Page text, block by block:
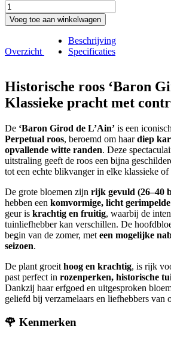
Voeg toe aan winkelwagen
Overzicht
Beschrijving
Specificaties
Historische roos ‘Baron
Klassieke pracht met
De ‘Baron Girod de L’Ain’ is een
Perpetual roos, beroemd om haardiep
opvallende witte randen. Deze
uitstraling geeft de roos een bijna
tot een echte blikvanger in elke klassieke
De grote bloemen zijn rijk gevuld (26–40
hebben een komvormige, licht
geur is krachtig en fruitig, waarbij de
tuinliefhebber kan verschillen. De
begin van de zomer, met een mogelijke
seizoen.
De plant groeit hoog en krachtig, is rijk
past perfect in rozenperken, historische
Dankzij haar erfgoed en uitgesproken
geliefd bij verzamelaars en liefhebbers van
🌹 Kenmerken